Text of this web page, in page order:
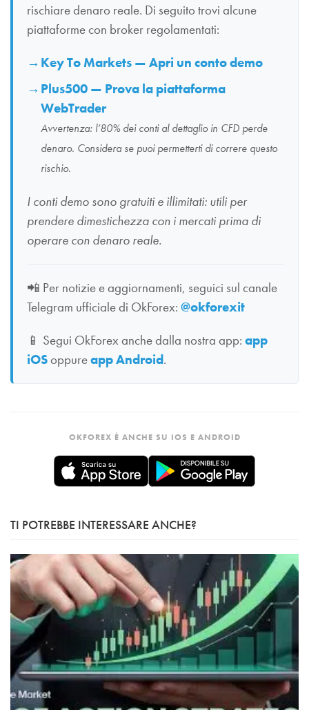
rischiare denaro reale. Di seguito trovi alcune
piattaforme con broker regolamentati:
Key To Markets — Apri un conto demo
Plus500 — Prova la piattaforma
WebTrader
Avvertenza: l’80% dei conti al dettaglio in CFD perde
denaro. Considera se puoi permetterti di correre questo
rischio.
I conti demo sono gratuiti e illimitati: utili per
prendere dimestichezza con i mercati prima di
operare con denaro reale.
📲 Per notizie e aggiornamenti, seguici sul canale
Telegram ufficiale di OkForex: @okforexit
📱 Segui OkForex anche dalla nostra app: app
iOSoppureapp Android.
OKFOREX È ANCHE SU IOS E ANDROID
TI POTREBBE INTERESSARE ANCHE?